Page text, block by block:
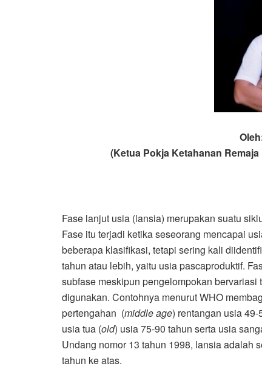
(Ketua Pokja Ketahanan
Fase lanjut usia (lansia) merupakan suatu
Fase itu terjadi ketika seseorang mencapai
beberapa klasifikasi, tetapi sering kali
tahun atau lebih, yaitu usia pascaproduktif.
subfase meskipun pengelompokan
digunakan. Contohnya menurut WHO
pertengahan (middle age) rentangan usia
usia tua (old) usia 75-90 tahun serta usia
Undang nomor 13 tahun 1998, lansia adalah
tahun ke atas.